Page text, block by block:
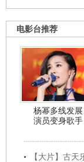
电影台推荐
杨幂多线发展
演员变身歌手
【大片】古天